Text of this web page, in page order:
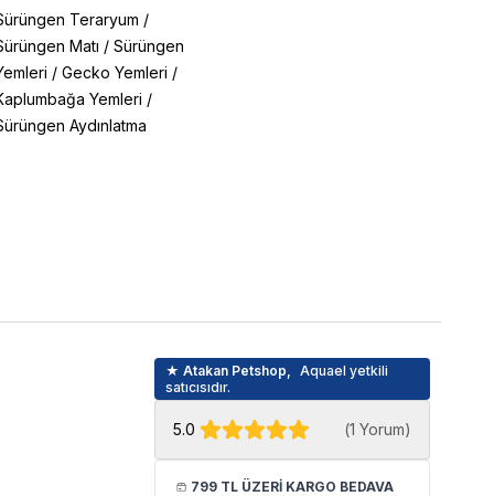
Teraryum /
Matı / Sürüngen
/ Gecko Yemleri /
Yemleri /
Aydınlatma
★ Atakan Petshop,
Aquael yetkili
satıcısıdır.
5.0 (1 Yorum)
799 TL ÜZERİ KARGO BEDAVA